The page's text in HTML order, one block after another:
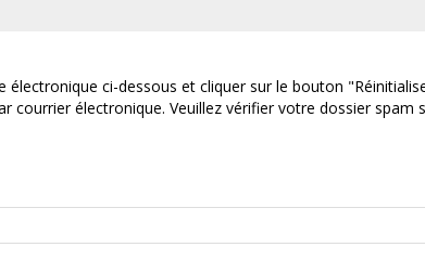
ci-dessous et cliquer sur le bouton
électronique. Veuillez vérifier votre dossier spam